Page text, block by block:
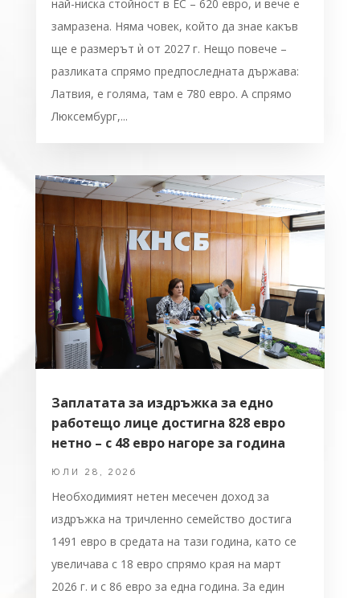
най-ниска стойност в ЕС – 620 евро, и вече е
замразена. Няма човек, който да знае какъв
ще е размерът ѝ от 2027 г. Нещо повече –
разликата спрямо предпоследната държава:
Латвия, е голяма, там е 780 евро. А спрямо
Люксембург,...
Заплатата за издръжка за едно
работещо лице достигна 828 евро
нетно – с 48 евро нагоре за година
ЮЛИ 28, 2026
Необходимият нетен месечен доход за
издръжка на тричленно семейство достига
1491 евро в средата на тази година, като се
увеличава с 18 евро спрямо края на март
2026 г. и с 86 евро за една година. За един